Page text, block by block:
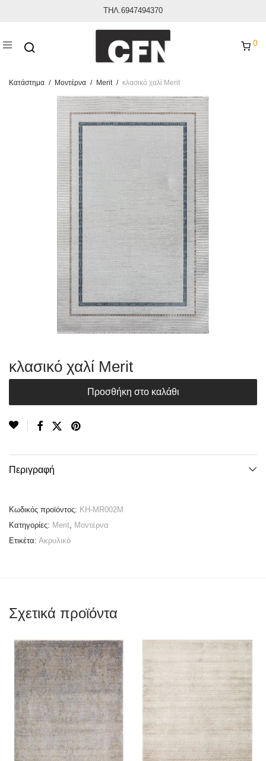
ΤΗΛ.6947494370
0
Κατάστημα / Μοντέρνα / Merit / κλασικό χαλί Merit
κλασικό χαλί Merit
Προσθήκη στο καλάθι
Περιγραφή
Κωδικός προϊόντος: KH-MR002M
Κατηγορίες: Merit, Μοντέρνα
Ετικέτα: Ακρυλικό
Σχετικά προϊόντα